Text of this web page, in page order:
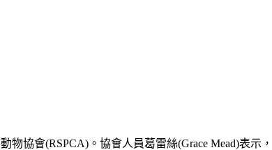
物協會(RSPCA)。 協會人員葛雷絲(Grace Mead)表